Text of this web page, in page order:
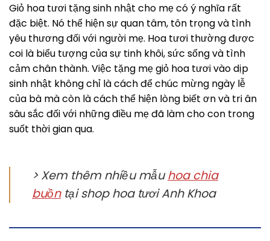
Giỏ hoa tươi tặng sinh nhật cho mẹ có ý nghĩa rất
đặc biệt. Nó thể hiện sự quan tâm, tôn trọng và tình
yêu thương đối với người mẹ. Hoa tươi thường được
coi là biểu tượng của sự tinh khôi, sức sống và tình
cảm chân thành. Việc tặng mẹ giỏ hoa tươi vào dịp
sinh nhật không chỉ là cách để chúc mừng ngày lễ
của bà mà còn là cách thể hiện lòng biết ơn và tri ân
sâu sắc đối với những điều mẹ đã làm cho con trong
suốt thời gian qua.
> Xem thêm nhiều mẫuhoa chia
buồntại shop hoa tươi Anh Khoa